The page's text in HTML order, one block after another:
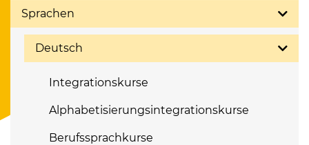
Sprachen
Deutsch
Integrationskurse
Alphabetisierungsintegrationskurse
Berufssprachkurse